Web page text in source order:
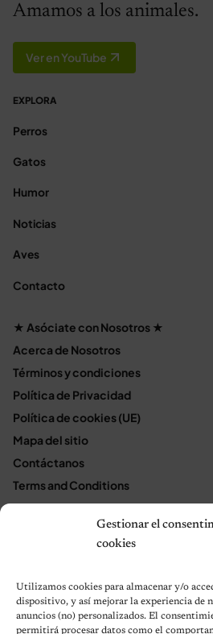
Gestionar el
cookies
Utilizamos cookies para almacenar y/o
dispositivo, y así mejorar la experiencia de
anuncios (no) personalizados. El
permitirá procesar datos como el
Amamos a los animales.
Ver en YouTube
EXPLORA
Perros
Gatos
Humor
Noticias
Aves
Contacto
★ Asóciate con Nosotros ★
Acerca de Nosotros
Términos y condiciones
Política de Privacidad
Política de cookies (UE)
Mapa del sitio
Contáctanos
Terms and Conditions
© 2026 Notas de